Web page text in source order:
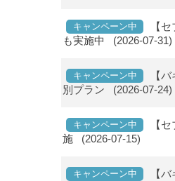
キャンペーン中
【
も実施中
(2026-07-31)
キャンペーン中
【
別プラン (2026-07-24)
キャンペーン中
【
施 (2026-07-15)
キャンペーン中
【